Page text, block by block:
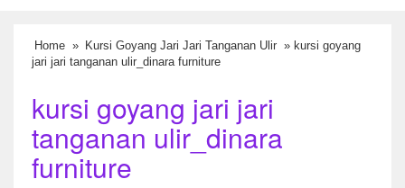
Home » Kursi Goyang Jari Jari Tanganan Ulir » kursi goyang
jari jari tanganan ulir_dinara furniture
kursi goyang jari jari
tanganan ulir_dinara
furniture